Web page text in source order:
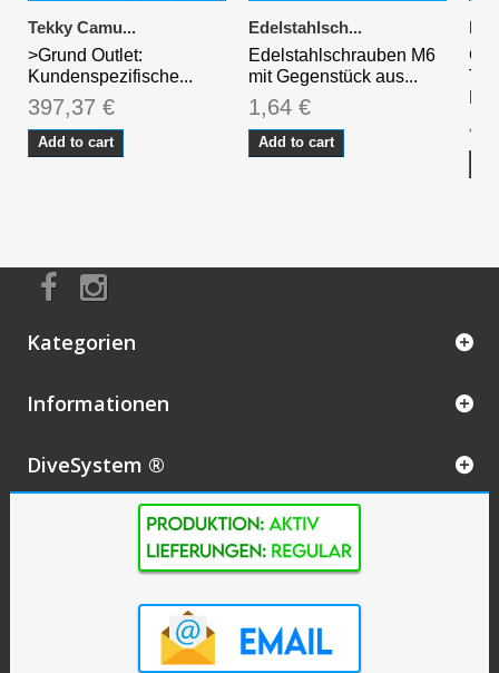
Tekky Camu...
>Grund Outlet:
Kundenspezifische...
397,37 €
Add to cart
Edelstahlsch...
Edelstahlschrauben M6
mit Gegenstück aus...
1,64 €
Add to cart
Kategorien
Informationen
DiveSystem ®